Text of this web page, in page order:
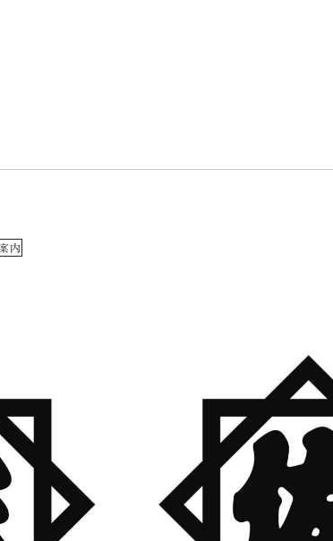
内